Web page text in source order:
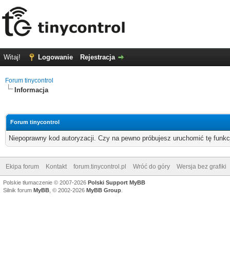
Witaj! Logowanie Rejestracja
Forum tinycontrol
Informacja
Forum tinycontrol
Niepoprawny kod autoryzacji. Czy na pewno próbujesz uruchomić tę
Ekipa forum Kontakt forum.tinycontrol.pl Wróć do góry Wersja bez grafiki
Polskie tłumaczenie © 2007-2026 Polski Support MyBB
Silnik forum MyBB , © 2002-2026 MyBB Group